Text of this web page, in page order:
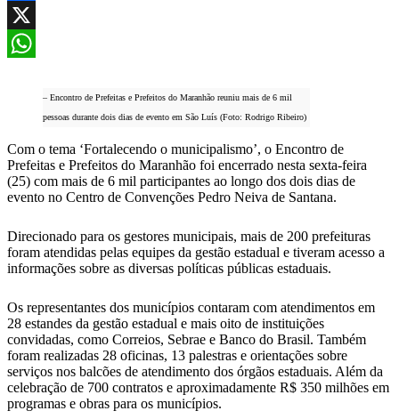
Facebook
X
– Encontro de Prefeitas e Prefeitos do Maranhão reuniu mais de 6 mil
pessoas durante dois dias de evento em São Luís (Foto: Rodrigo Ribeiro)
Com o tema ‘Fortalecendo o municipalismo’, o Encontro de
Prefeitas e Prefeitos do Maranhão foi encerrado nesta sexta-feira
(25) com mais de 6 mil participantes ao longo dos dois dias de
evento no Centro de Convenções Pedro Neiva de Santana.
Direcionado para os gestores municipais, mais de 200 prefeituras
foram atendidas pelas equipes da gestão estadual e tiveram acesso a
informações sobre as diversas políticas públicas estaduais.
Os representantes dos municípios contaram com atendimentos em
28 estandes da gestão estadual e mais oito de instituições
convidadas, como Correios, Sebrae e Banco do Brasil. Também
foram realizadas 28 oficinas, 13 palestras e orientações sobre
serviços nos balcões de atendimento dos órgãos estaduais. Além da
celebração de 700 contratos e aproximadamente R$ 350 milhões em
programas e obras para os municípios.